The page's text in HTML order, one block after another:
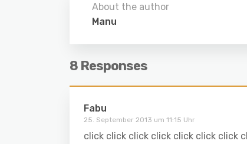
About the author
Manu
8 Responses
Fabu
25. September 2013 um 11:15 Uhr
click click click click click click click